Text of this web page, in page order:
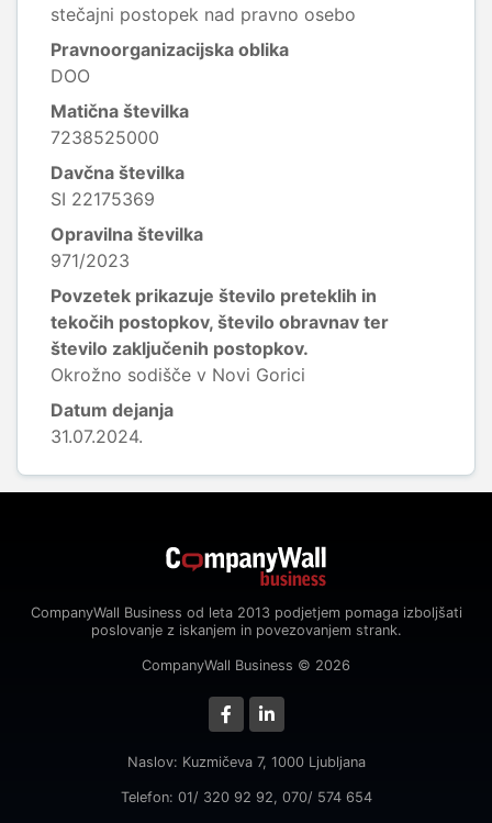
stečajni postopek nad pravno osebo
Pravnoorganizacijska oblika
DOO
Matična številka
7238525000
Davčna številka
SI 22175369
Opravilna številka
971/2023
Povzetek prikazuje število preteklih in
tekočih postopkov, število obravnav ter
število zaključenih postopkov.
Okrožno sodišče v Novi Gorici
Datum dejanja
31.07.2024.
CompanyWall Business od leta 2013 podjetjem pomaga izboljšati
poslovanje z iskanjem in povezovanjem strank.
CompanyWall Business © 2026
Naslov: Kuzmičeva 7, 1000 Ljubljana
Telefon: 01/ 320 92 92, 070/ 574 654